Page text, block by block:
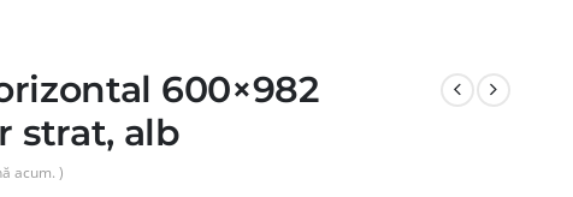
600×982
strat, alb
acum. )